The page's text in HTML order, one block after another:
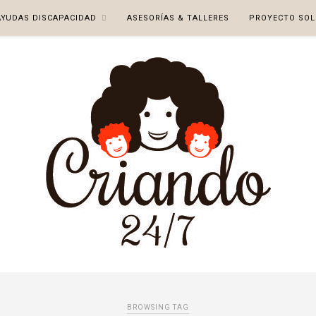
DISCAPACIDAD ASESORÍAS & TALLERES PROYECTO
BROWSING TAG